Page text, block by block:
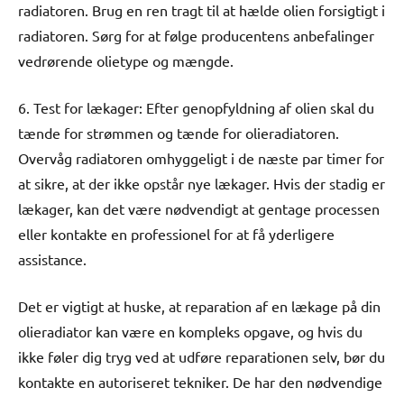
radiatoren. Brug en ren tragt til at hælde olien forsigtigt i
radiatoren. Sørg for at følge producentens anbefalinger
vedrørende olietype og mængde.
6. Test for lækager: Efter genopfyldning af olien skal du
tænde for strømmen og tænde for olieradiatoren.
Overvåg radiatoren omhyggeligt i de næste par timer for
at sikre, at der ikke opstår nye lækager. Hvis der stadig er
lækager, kan det være nødvendigt at gentage processen
eller kontakte en professionel for at få yderligere
assistance.
Det er vigtigt at huske, at reparation af en lækage på din
olieradiator kan være en kompleks opgave, og hvis du
ikke føler dig tryg ved at udføre reparationen selv, bør du
kontakte en autoriseret tekniker. De har den nødvendige